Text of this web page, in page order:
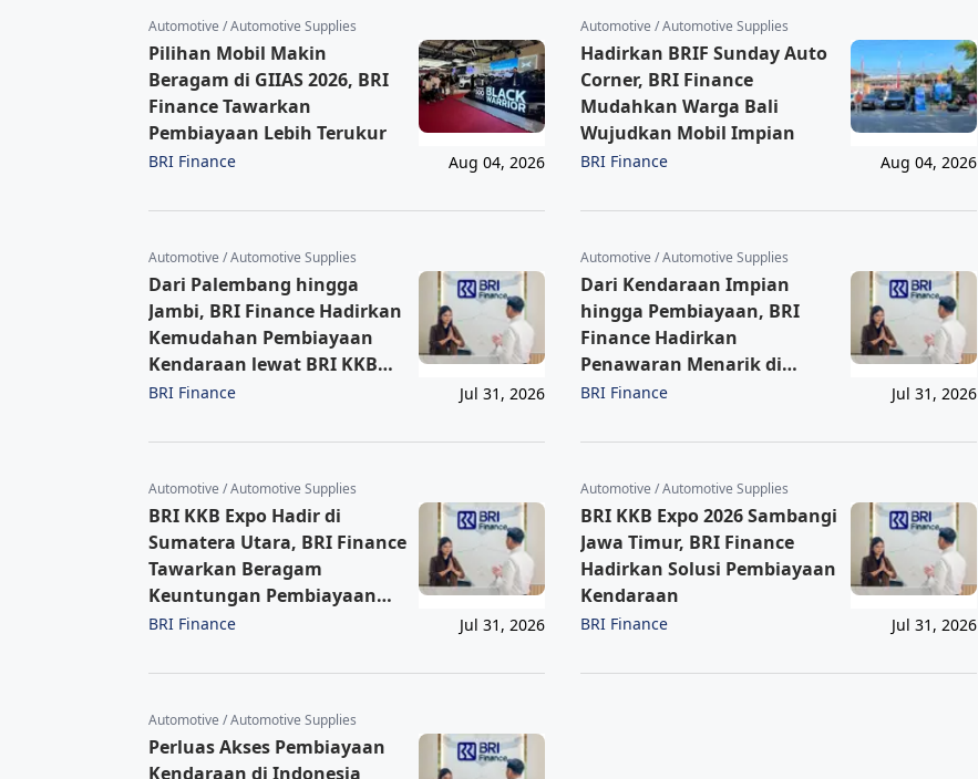
Automotive / Automotive Supplies
Pilihan Mobil Makin
Beragam di GIIAS 2026, BRI
Finance Tawarkan
Pembiayaan Lebih Terukur
BRI Finance Aug 04, 2026
Automotive / Automotive Supplies
Hadirkan BRIF Sunday Auto
Corner, BRI Finance
Mudahkan Warga Bali
Wujudkan Mobil Impian
BRI Finance Aug 04, 2026
Automotive / Automotive Supplies
Dari Palembang hingga
Jambi, BRI Finance Hadirkan
Kemudahan Pembiayaan
Kendaraan lewat BRI KKB
Expo
BRI Finance Jul 31, 2026
Automotive / Automotive Supplies
Dari Kendaraan Impian
hingga Pembiayaan, BRI
Finance Hadirkan
Penawaran Menarik di
Sumatera Barat
BRI Finance Jul 31, 2026
Automotive / Automotive Supplies
BRI KKB Expo Hadir di
Sumatera Utara, BRI Finance
Tawarkan Beragam
Keuntungan Pembiayaan
Kendaraan
BRI Finance Jul 31, 2026
Automotive / Automotive Supplies
BRI KKB Expo 2026 Sambangi
Jawa Timur, BRI Finance
Hadirkan Solusi Pembiayaan
Kendaraan
BRI Finance Jul 31, 2026
Automotive / Automotive Supplies
Perluas Akses Pembiayaan
Kendaraan di Indonesia